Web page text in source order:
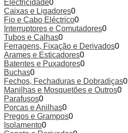
Electricidade0
Caixas e Ligadores0
Fio e Cabo Eléctrico0
Interruptores e Comutadores0
Tubos e Calhas0
Ferragens, Fixação e Derivados0
Arames e Esticadores0
Batentes e Puxadores0
Buchas0
Fechos, Fechaduras e Dobradiças0
Manilhas e Mosquetões e Outros0
Parafusos0
Porcas e Anilhas0
Pregos e Grampos0
Isolamento0